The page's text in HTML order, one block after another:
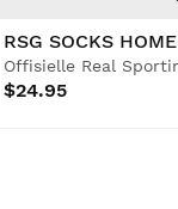
RSG SOCKS
$24.95